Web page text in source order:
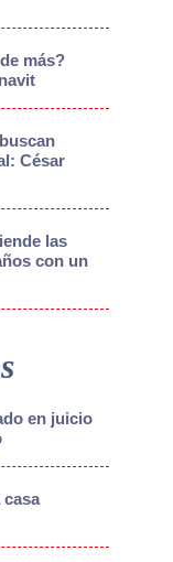
más?
César
las
con un
en juicio
casa